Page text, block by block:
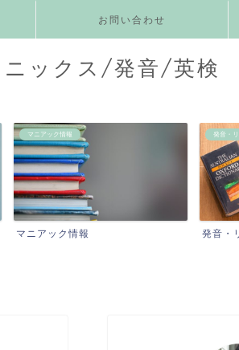
お問い合わせ
ックス/発音/英検
発音・リズム・フォニックス
発音・リズム・フォニックス
ご感想
ご感想